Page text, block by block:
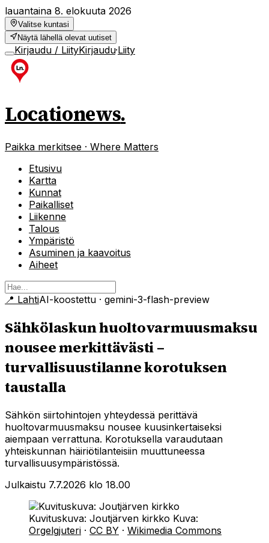
lauantaina 8. elokuuta 2026
Valitse kuntasi
Näytä lähellä olevat uutiset
Kirjaudu / LiityKirjaudu·Liity
Locationews.
Paikka merkitsee · Where Matters
Etusivu
Kartta
Kunnat
Paikalliset
Liikenne
Talous
Ympäristö
Asuminen ja kaavoitus
Aiheet
📍 LahtiAI-koostettu · gemini-3-flash-preview
Sähkölaskun huoltovarmuusmaksu
nousee merkittävästi –
turvallisuustilanne korotuksen
taustalla
Sähkön siirtohintojen yhteydessä perittävä
huoltovarmuusmaksu nousee kuusinkertaiseksi
aiempaan verrattuna. Korotuksella varaudutaan
yhteiskunnan häiriötilanteisiin muuttuneessa
turvallisuusympäristössä.
Julkaistu 7.7.2026 klo 18.00
Kuvituskuva: Joutjärven kirkko Kuva:
Orgelgjuteri · CC BY · Wikimedia Commons